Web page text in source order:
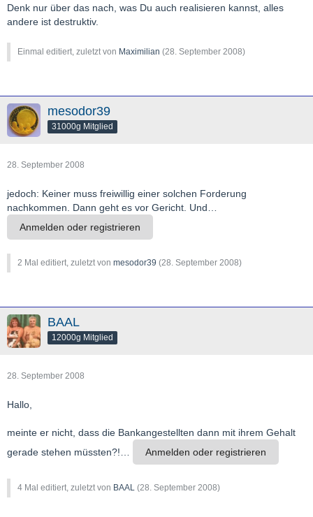
Denk nur über das nach, was Du auch realisieren kannst, alles
andere ist destruktiv.
Einmal editiert, zuletzt von Maximilian (28. September 2008)
mesodor39
31000g Mitglied
28. September 2008
jedoch: Keiner muss freiwillig einer solchen Forderung
nachkommen. Dann geht es vor Gericht. Und…
Anmelden oder registrieren
2 Mal editiert, zuletzt von mesodor39 (28. September 2008)
BAAL
12000g Mitglied
28. September 2008
Hallo,
meinte er nicht, dass die Bankangestellten dann mit ihrem Gehalt
gerade stehen müssten?!…
Anmelden oder registrieren
4 Mal editiert, zuletzt von BAAL (28. September 2008)